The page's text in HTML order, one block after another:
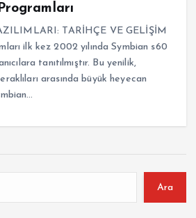
TARİHÇE VE GELİŞİM
ilk kez 2002 yılında Symbian s60
tanıtılmıştır. Bu yenilik,
arasında büyük heyecan
Ara